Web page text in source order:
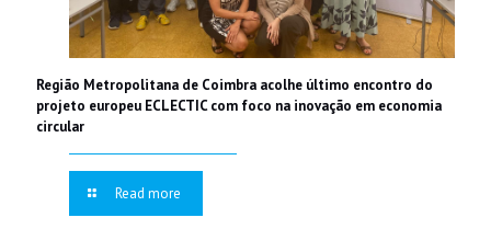
Região Metropolitana de Coimbra acolhe último encontro do
projeto europeu ECLECTIC com foco na inovação em economia
circular
Read more